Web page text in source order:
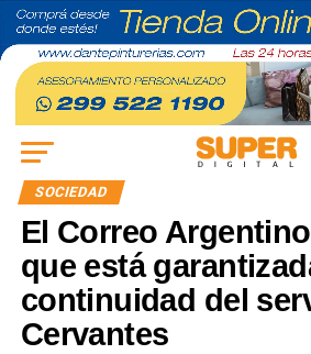
SOCIEDAD
El Correo
que está
continuidad del
Cervantes